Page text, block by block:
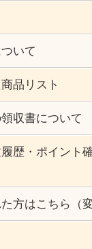
いて
品リスト
収書について
歴・ポイント
方はこちら（